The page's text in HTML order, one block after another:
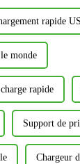
rapide
monde
rapide
Support de
Chargeur